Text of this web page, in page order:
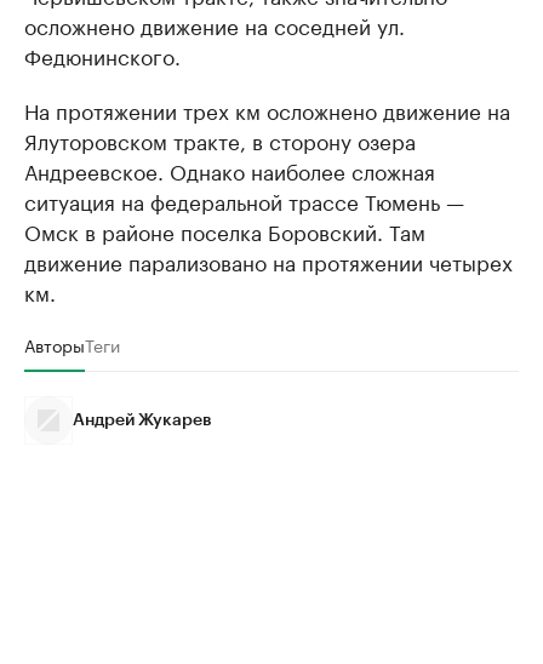
осложнено движение на соседней ул.
Федюнинского.
На протяжении трех км осложнено движение на
Ялуторовском тракте, в сторону озера
Андреевское. Однако наиболее сложная
ситуация на федеральной трассе Тюмень —
Омск в районе поселка Боровский. Там
движение парализовано на протяжении четырех
км.
АвторыТеги
Андрей Жукарев